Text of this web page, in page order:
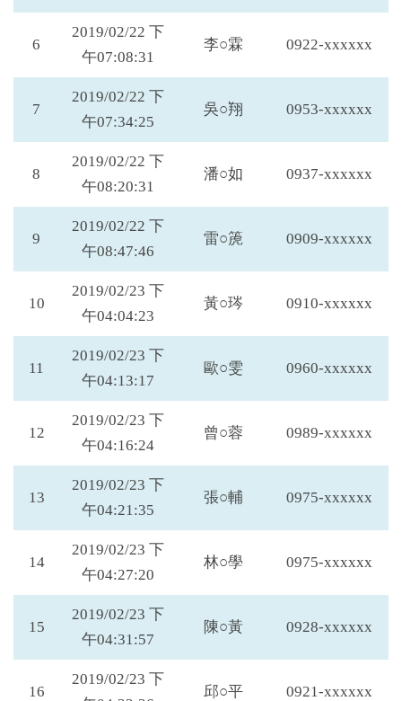
6
2019/02/22 下
午07:08:31
李○霖 0922-xxxxxx
7
2019/02/22 下
午07:34:25
吳○翔 0953-xxxxxx
8
2019/02/22 下
午08:20:31
潘○如 0937-xxxxxx
9
2019/02/22 下
午08:47:46
雷○箎 0909-xxxxxx
10
2019/02/23 下
午04:04:23
黃○琌 0910-xxxxxx
11
2019/02/23 下
午04:13:17
歐○雯 0960-xxxxxx
12
2019/02/23 下
午04:16:24
曾○蓉 0989-xxxxxx
13
2019/02/23 下
午04:21:35
張○輔 0975-xxxxxx
14
2019/02/23 下
午04:27:20
林○學 0975-xxxxxx
15
2019/02/23 下
午04:31:57
陳○黃 0928-xxxxxx
16
2019/02/23 下
邱○平 0921-xxxxxx